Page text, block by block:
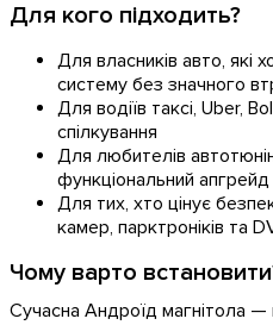
Для кого підходить?
Для власників авто, які
систему без значного
Для водіїв таксі, Uber,
спілкування
Для любителів
функціональний апгрейд
Для тих, хто цінує
камер, парктроніків та
Чому варто
Сучасна Андроїд магнітола —